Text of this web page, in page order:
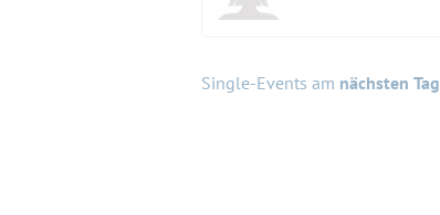
Single-Events am nächsten Tag